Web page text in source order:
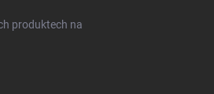
produktech na